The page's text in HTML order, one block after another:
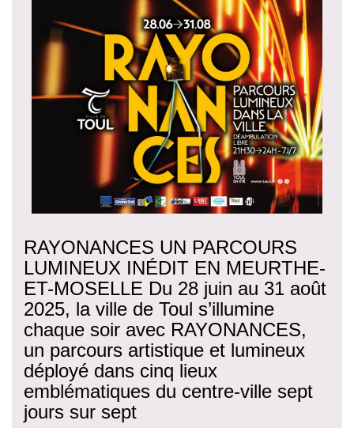
RAYONANCES UN PARCOURS
LUMINEUX INÉDIT EN MEURTHE-
ET-MOSELLE Du 28 juin au 31 août
2025, la ville de Toul s’illumine
chaque soir avec RAYONANCES,
un parcours artistique et lumineux
déployé dans cinq lieux
emblématiques du centre-ville sept
jours sur sept